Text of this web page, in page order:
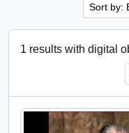
Sort by:
1 results with digital